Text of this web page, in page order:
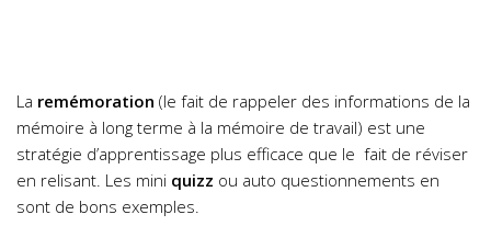
La remémoration (le fait de rappeler des informations de la
mémoire à long terme à la mémoire de travail) est une
stratégie d’apprentissage plus efficace que le fait de réviser
en relisant. Les mini quizz ou auto questionnements en
sont de bons exemples.